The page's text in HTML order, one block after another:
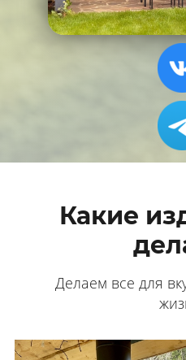
Какие
Делаем все для